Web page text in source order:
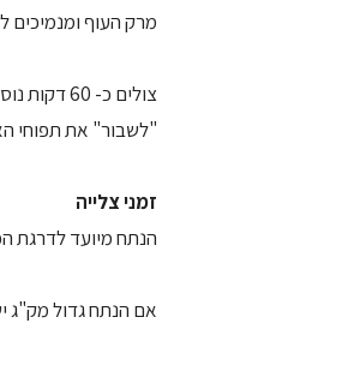
מרק העוף ומנמיכים
"לשבור" את תפוחי
זמני צלייה
הנתח מיועד לדרגת
אם הנתח גדול מק"ג יש להוסיף 5 דקות צלייה